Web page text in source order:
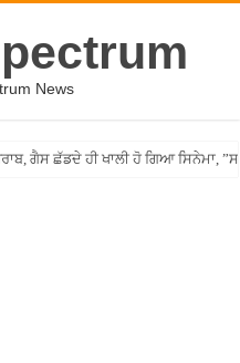
News
ਗੈਸ ਛੱਡਦੇ ਹੀ ਖਾਲੀ ਹੋ ਗਿਆ ਸਿਨੇਮਾ,
ਨੌਜਵਾਨ ਦਾ ਸ਼ਰੇਆਮ ਗੋਲ਼ੀਆਂ ਮਾਰ ਕੇ ਕੀਤਾ